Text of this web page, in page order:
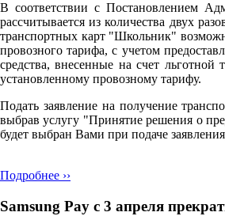
В соответствии с Постановлением
рассчитывается из количества двух
транспортных карт "Школьник"
провозного тарифа, с учетом
средства, внесенные на счет
установленному провозному тарифу.
Подать заявление на получение
выбрав услугу "Принятие решения о
будет выбран Вами при подаче
Подробнее ››
Samsung Pay с 3 апреля